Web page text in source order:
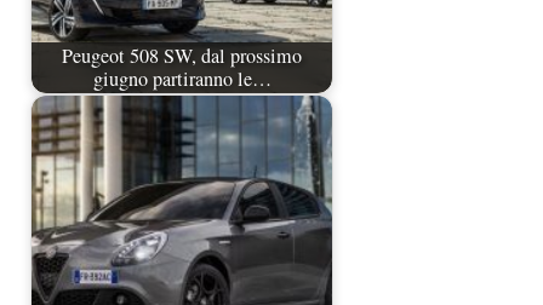
Peugeot 508 SW, dal prossimo
giugno partiranno le…